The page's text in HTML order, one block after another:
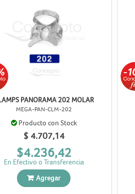
PANORAMA 202 MOLAR
MEGA-PAN-CLM-202
Producto con Stock
$ 4.707,14
En Efectivo o Transferencia
$4.236,42
Agregar